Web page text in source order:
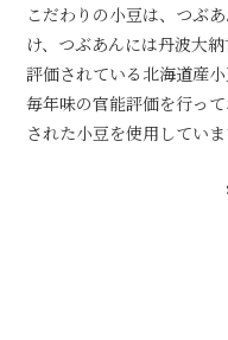
こだわりの小豆は、つぶ
け、つぶあんには丹波大
評価されている北海道産
毎年味の官能評価を行っ
された小豆を使用していま